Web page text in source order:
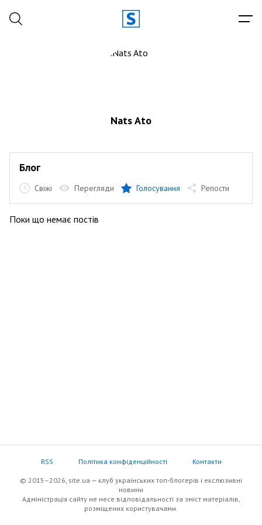
Nats Ato
Блог
Свіжі Перегляди Голосування Репости
Поки що немає постів
RSS Політика конфіденційності Контакти
© 2015–2026, site.ua — клуб українських топ-блогерів i екслюзивнi
новини
Адміністрація сайту не несе відповідальності за зміст матеріалів,
розміщених користувачами.